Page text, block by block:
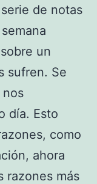
de notas
un
sufren. Se
nos
día. Esto
como
ahora
razones más